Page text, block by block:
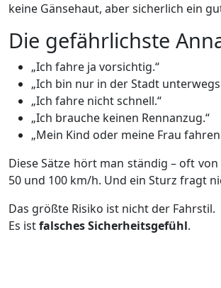
keine Gänsehaut, aber sicherlich ein
Die gefährlichste
„Ich fahre ja vorsichtig.“
„Ich bin nur in der Stadt
„Ich fahre nicht schnell.“
„Ich brauche keinen Rennanzug.“
„Mein Kind oder meine Frau
Diese Sätze hört man ständig – oft
50 und 100 km/h. Und ein Sturz fragt
Das größte Risiko ist nicht der Fahrstil.
Es istfalsches Sicherheitsgefühl.